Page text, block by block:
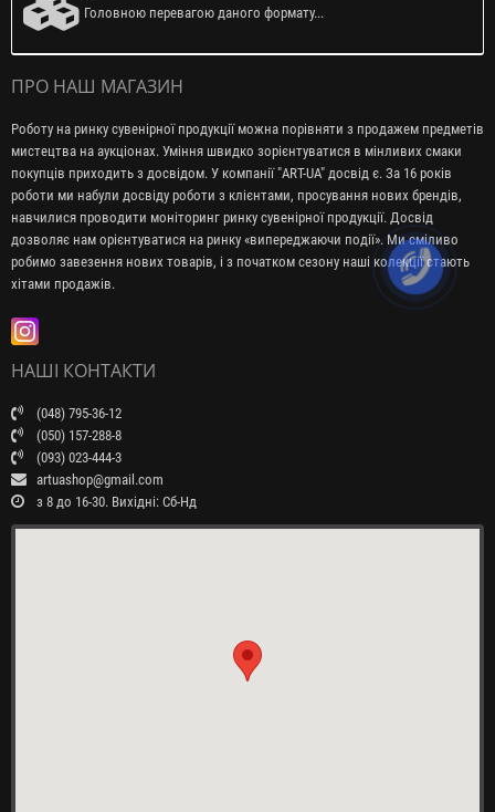
Головною перевагою даного формату...
ПРО НАШ МАГАЗИН
Роботу на ринку сувенірної продукції можна порівняти з продажем предметів
мистецтва на аукціонах. Уміння швидко зорієнтуватися в мінливих смаки
покупців приходить з досвідом. У компанії "ART-UA" досвід є. За 16 років
роботи ми набули досвіду роботи з клієнтами, просування нових брендів,
навчилися проводити моніторинг ринку сувенірної продукції. Досвід
дозволяє нам орієнтуватися на ринку «випереджаючи події». Ми сміливо
робимо завезення нових товарів, і з початком сезону наші колекції стають
хітами продажів.
НАШІ КОНТАКТИ
(048) 795-36-12
(050) 157-288-8
(093) 023-444-3
artuashop@gmail.com
з 8 до 16-30. Вихідні: Сб-Нд